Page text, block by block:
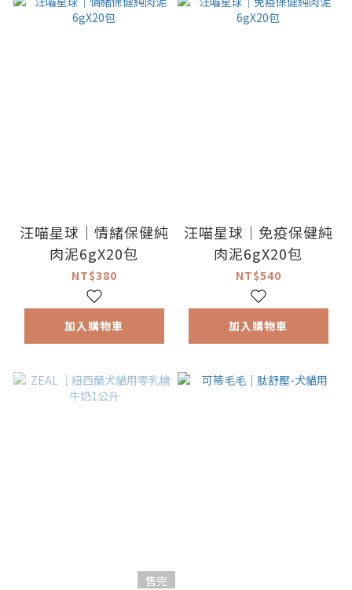
汪喵星球｜情緒保健純
肉泥6gX20包
NT$380
加入購物車
汪喵星球｜免疫保健純
肉泥6gX20包
NT$540
加入購物車
售完